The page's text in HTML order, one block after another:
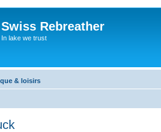
Swiss Rebreather
In lake we trust
& loisirs